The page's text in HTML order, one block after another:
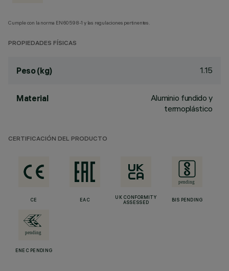
Cumple con la norma EN60598-1 y las regulaciones pertinentes.
PROPIEDADES FÍSICAS
Peso (kg) 1.15
Material
Aluminio fundido y
termoplástico
CERTIFICACIÓN DEL PRODUCTO
CE EAC
UK CONFORMITY
ASSESSED
BIS PENDING
ENEC PENDING